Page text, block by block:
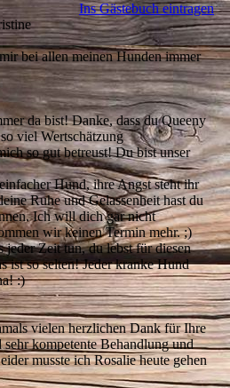
Ins Gästebuch eintragen
bei allen meinen Hunden immer
da bist! Danke, dass du Queeny
viel Wertschätzung
so gut betreust! Du bist unser
Hund, ihre Angst steht ihr
Ruhe und Gelassenheit hast du
Ich will dich gar nicht
wir keinen Termin mehr. ;)
Zeit tun, du lebst für diesen
ist so selten! Jeder kranke Hund
:)
vielen herzlichen Dank für Ihre
kompetente Behandlung und
musste ich Rosalie heute gehen